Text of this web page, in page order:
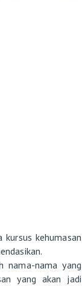
kehumasan
nama-nama yang
yang akan jadi